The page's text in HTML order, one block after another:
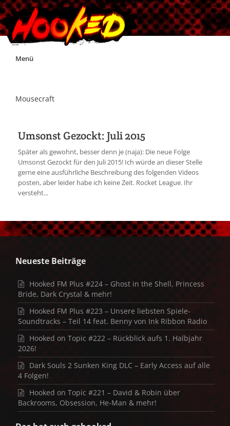
Skip
Menü
Impressum
Jobs
Mousecraft
Umsonst Gezockt: Juli 2015
Später als gewohnt, besser denn je (naja): Die neue Folge
Umsonst Gezockt für den Juli 2015! Ich würde an dieser Stelle
gerne eine ausführliche Beschreibung des folgenden Videos
posten, aber leider habe ich keine Zeit. Rocket League. Ihr
versteht...
Neueste Beiträge
Hooked FM Plus #224 – Ghost in the Shell, Princess
Bride, Dark Crystal & mehr!
Hooked FM Plus #223 – Unsere liebsten Spiele-
Soundtracks – Teil 14 feat. Benny von Ink Ribbon Radio
Hooked on Topic #222 – Rückblick aufs 1. Halbjahr
2026!
Dark Souls 2 Sunken King DLC – Early Access auf alle
4 Folgen!
Hooked on Topic #221 – David & Robin über
Backrooms, Obsession, He-Man & mehr!